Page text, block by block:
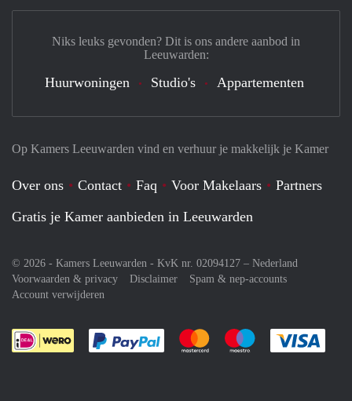
Op Kamers Leeuwarden vind en verhuur je makkelijk je Kamer
Over ons Contact Faq Voor Makelaars
Partners
Gratis je Kamer aanbieden in Leeuwarden
© 2026 - Kamers Leeuwarden - KvK nr. 02094127 – Nederland
Voorwaarden & privacy
Disclaimer
Spam & nep-accounts
Account verwijderen
Je rekent gemakkelijk af met Paypal
Je rekent gemakkelijk af met
Je rekent
Niks leuks gevonden? Dit is ons andere aanbod in
Leeuwarden:
Huurwoningen Studio's Appartementen